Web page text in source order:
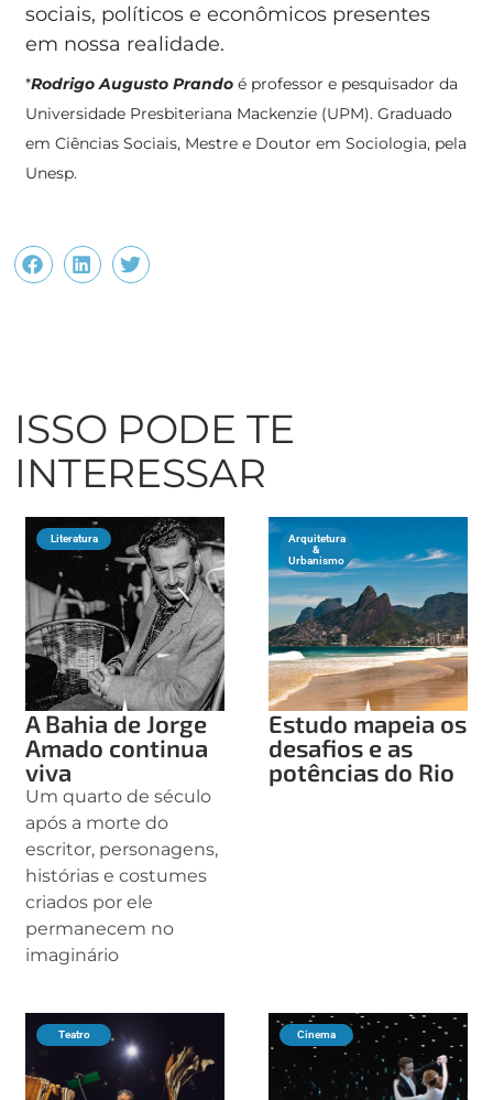
sociais, políticos e econômicos presentes
em nossa realidade.
*Rodrigo Augusto Prandoé professor e pesquisador da
Universidade Presbiteriana Mackenzie (UPM). Graduado
em Ciências Sociais, Mestre e Doutor em Sociologia, pela
Unesp.
ISSO PODE TE
INTERESSAR
Literatura
A Bahia de Jorge
Amado continua
viva
Um quarto de século
após a morte do
escritor, personagens,
histórias e costumes
criados por ele
permanecem no
imaginário
Arquitetura
&
Urbanismo
Estudo mapeia os
desafios e as
potências do Rio
Teatro Cinema